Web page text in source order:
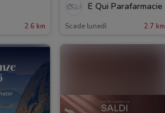
2.6 km
É Qui Parafarmacie
Scade lunedì 2.7 km